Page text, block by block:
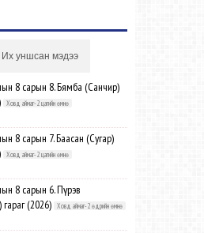
Их уншсан мэдээ
8 сарын 8. Бямба (Санчир)
Ховд аймаг-2 цагийн өмнө
8 сарын 7. Баасан (Сугар)
Ховд аймаг-2 цагийн өмнө
8 сарын 6. Пүрэв
(2026)
Ховд аймаг-2 өдрийн өмнө